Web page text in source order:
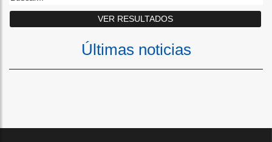
Últimas noticias